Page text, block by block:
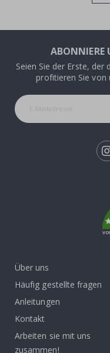
ABONNIERE
Seien Sie der Erste,
profitieren Sie von
Über uns
Häufig gestellte fragen
Anleitungen
Kontakt
Arbeiten sie mit uns
zusammen!